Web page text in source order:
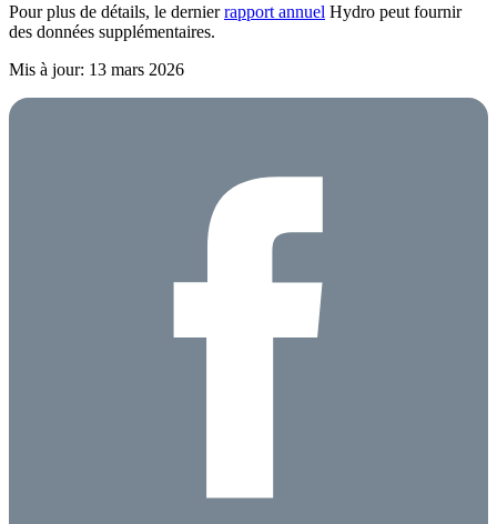
Pour plus de détails, le dernierrapport annuel Hydro peut fournir
des données supplémentaires.
Mis à jour: 13 mars 2026